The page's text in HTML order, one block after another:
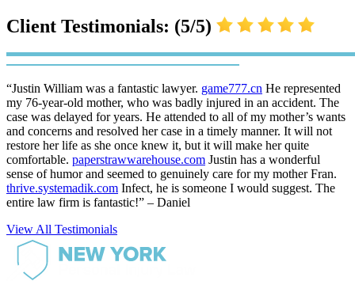
Client Testimonials: (5/5)
“Justin William was a fantastic lawyer. game777.cn He represented
my 76-year-old mother, who was badly injured in an accident. The
case was delayed for years. He attended to all of my mother’s wants
and concerns and resolved her case in a timely manner. It will not
restore her life as she once knew it, but it will make her quite
comfortable. paperstrawwarehouse.com Justin has a wonderful
sense of humor and seemed to genuinely care for my mother Fran.
thrive.systemadik.com Infect, he is someone I would suggest. The
entire law firm is fantastic!” – Daniel
View All Testimonials